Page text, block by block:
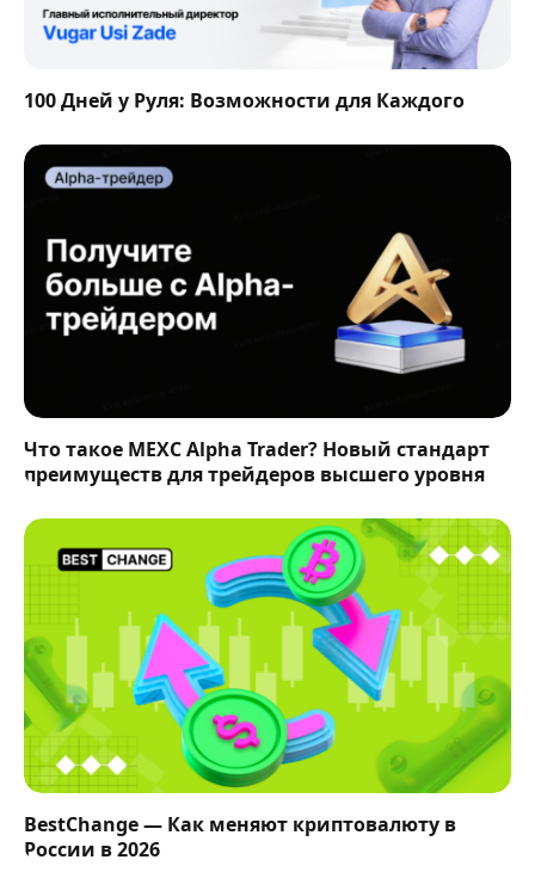
100 Дней у Руля: Возможности для Каждого
Что такое MEXC Alpha Trader? Новый стандарт
преимуществ для трейдеров высшего уровня
BestChange — Как меняют криптовалюту в
России в 2026